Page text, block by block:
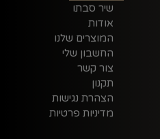
שיר סבתו
אודות
המוצרים שלנו
החשבון שלי
צור קשר
תקנון
הצהרת נגישות
מדיניות פרטיות